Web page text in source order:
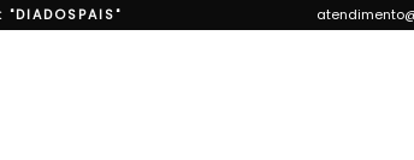
"DIADOSPAIS"